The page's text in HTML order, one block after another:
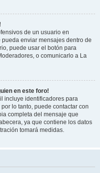
de un usuario en
enviar mensajes dentro de
puede usar el botón para
o comunicarlo a La
en este foro!
incluye identificadores para
lo tanto, puede contactar con
completa del mensaje que
ya que contiene los datos
tomará medidas.